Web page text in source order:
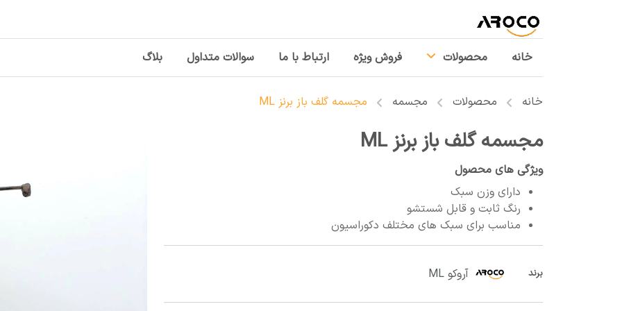
خانه محصولات فروش ویژه ارتباط با ما سوالات متداول بلاگ
خانه محصولات مجسمه مجسمه گلف باز برنز ML
مجسمه گلف باز برنز ML
ویژگی های محصول
دارای وزن سبک
رنگ ثابت و قابل شستشو
مناسب برای سبک های مختلف دکوراسیون
برند آروکو ML